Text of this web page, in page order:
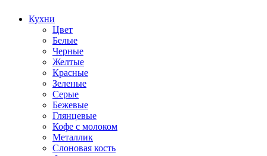
Кухни
Цвет
Белые
Черные
Желтые
Красные
Зеленые
Серые
Бежевые
Глянцевые
Кофе с молоком
Металлик
Слоновая кость